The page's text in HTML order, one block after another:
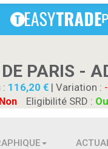
PARIS -
: 116,20 | Variation :
Non Eligibilité SRD :